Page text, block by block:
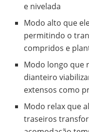
e nivelada
Modo alto que
permitindo o
compridos e
Modo longo que
dianteiro
extensos como
Modo relax que
traseiros